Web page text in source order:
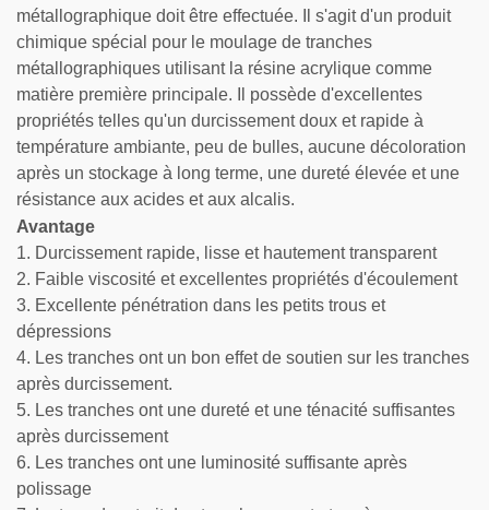
métallographique doit être effectuée. Il s'agit d'un produit
chimique spécial pour le moulage de tranches
métallographiques utilisant la résine acrylique comme
matière première principale. Il possède d'excellentes
propriétés telles qu'un durcissement doux et rapide à
température ambiante, peu de bulles, aucune décoloration
après un stockage à long terme, une dureté élevée et une
résistance aux acides et aux alcalis.
Avantage
1. Durcissement rapide, lisse et hautement transparent
2. Faible viscosité et excellentes propriétés d'écoulement
3. Excellente pénétration dans les petits trous et
dépressions
4. Les tranches ont un bon effet de soutien sur les tranches
après durcissement.
5. Les tranches ont une dureté et une ténacité suffisantes
après durcissement
6. Les tranches ont une luminosité suffisante après
polissage